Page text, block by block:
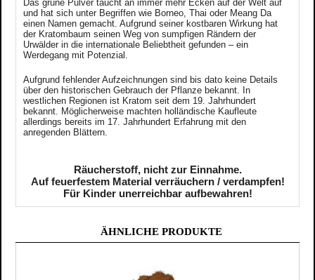
Das grüne Pulver taucht an immer mehr Ecken auf der Welt auf
und hat sich unter Begriffen wie Borneo, Thai oder Meang Da
einen Namen gemacht. Aufgrund seiner kostbaren Wirkung hat
der Kratombaum seinen Weg von sumpfigen Rändern der
Urwälder in die internationale Beliebtheit gefunden – ein
Werdegang mit Potenzial.
Aufgrund fehlender Aufzeichnungen sind bis dato keine Details
über den historischen Gebrauch der Pflanze bekannt.
In
westlichen Regionen ist Kratom seit dem 19. Jahrhundert
bekannt. Möglicherweise machten holländische Kaufleute
allerdings bereits im 17. Jahrhundert Erfahrung mit den
anregenden Blättern.
Räucherstoff, nicht zur Einnahme.
Auf feuerfestem Material verräuchern / verdampfen!
Für Kinder unerreichbar aufbewahren!
ÄHNLICHE PRODUKTE